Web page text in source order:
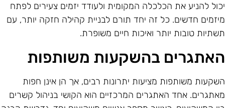
להניע את הכלכלה המקומית ולעודד יזמים צעירים לפתח
חדשים. כל זה יחד תורם לבניית קהילה חזקה יותר, עם
טובות יותר ואיכות חיים משופרת.
בהשקעות משותפות
משותפות מציעות יתרונות רבים, אך הן אינן חפות
אחד האתגרים המרכזיים הוא הקושי בניהול קשרים